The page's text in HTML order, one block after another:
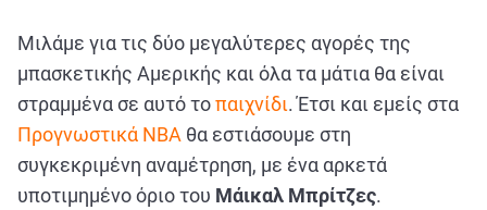
ΑΘΛΗΤΙΚΑ
ΣΥΝΕΝΤΕΥΞΕΙΣ
ΑΘΛΗΤΙΚΕΣ ΜΕΤΑΔΟΣΕΙΣ
Εξυπηρέτηση Πελατών
Μιλάμε για τις δύο μεγαλύτερες αγορές της
μπασκετικής Αμερικής και όλα τα μάτια θα είναι
στραμμένα σε αυτό τοπαιχνίδι. Έτσι και εμείς στα
Προγνωστικά NBA θα εστιάσουμε στη
συγκεκριμένη αναμέτρηση, με ένα αρκετά
υποτιμημένο όριο του Μάικαλ Μπρίτζες.